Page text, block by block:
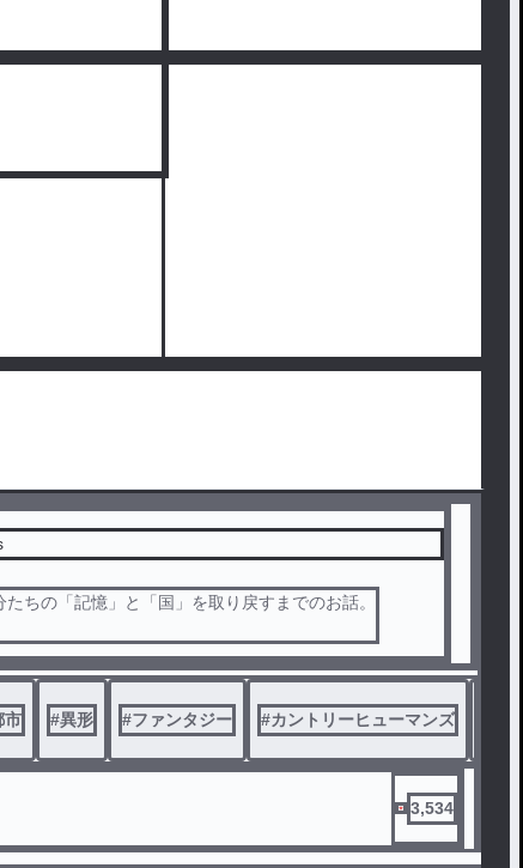
ちの「記憶」と「国」を取り戻すまでのお話。
ーです。
きます。
り（✕東西戦争、死ネタなし）
てきます。
出てきます。
はBL要素あり（（R-18（エ〇）はなし）
す。
市 #異形 #ファンタジー #カントリーヒューマンズ
3,534